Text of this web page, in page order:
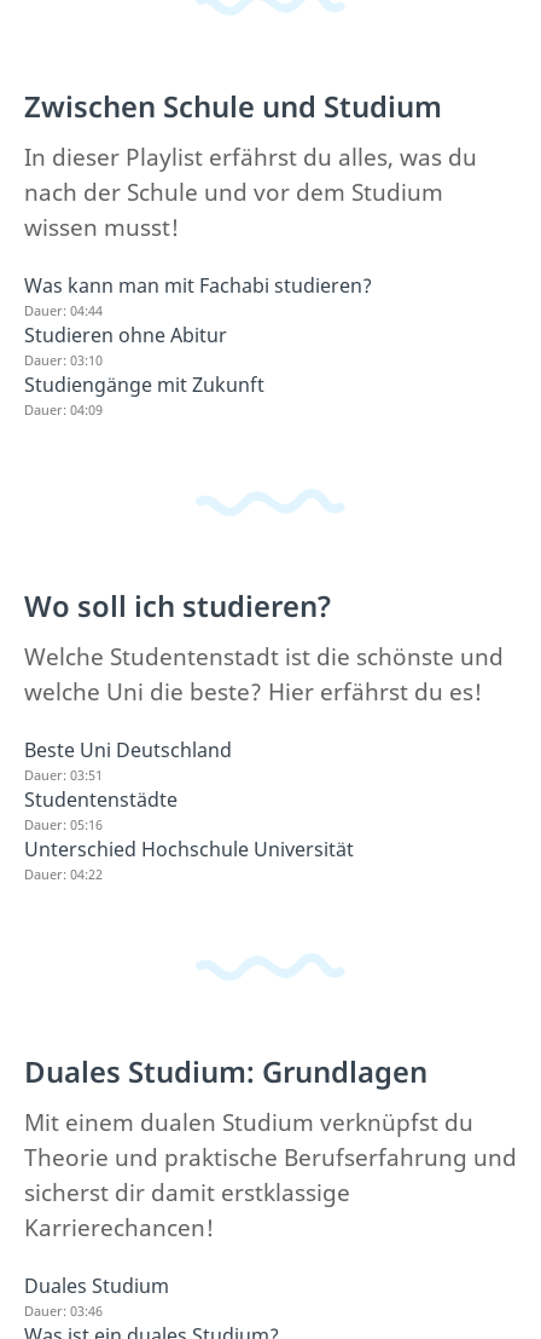
Zwischen Schule und Studium
In dieser Playlist erfährst du alles, was du
nach der Schule und vor dem Studium
wissen musst!
Was kann man mit Fachabi studieren?
Dauer: 04:44
Studieren ohne Abitur
Dauer: 03:10
Studiengänge mit Zukunft
Dauer: 04:09
Wo soll ich studieren?
Welche Studentenstadt ist die schönste und
welche Uni die beste? Hier erfährst du es!
Beste Uni Deutschland
Dauer: 03:51
Studentenstädte
Dauer: 05:16
Unterschied Hochschule Universität
Dauer: 04:22
Duales Studium: Grundlagen
Mit einem dualen Studium verknüpfst du
Theorie und praktische Berufserfahrung und
sicherst dir damit erstklassige
Karrierechancen!
Duales Studium
Dauer: 03:46